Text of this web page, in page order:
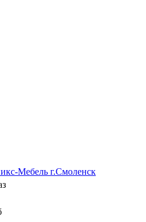
Мебель г.Смоленск